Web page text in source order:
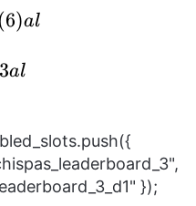
(6)al
3al
});